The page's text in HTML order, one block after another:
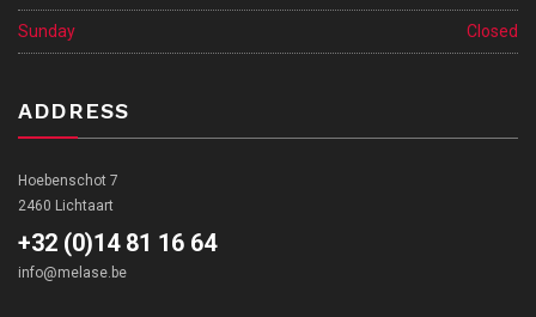
Sunday Closed
ADDRESS
Hoebenschot 7
2460 Lichtaart
+32 (0)14 81 16 64
info@melase.be